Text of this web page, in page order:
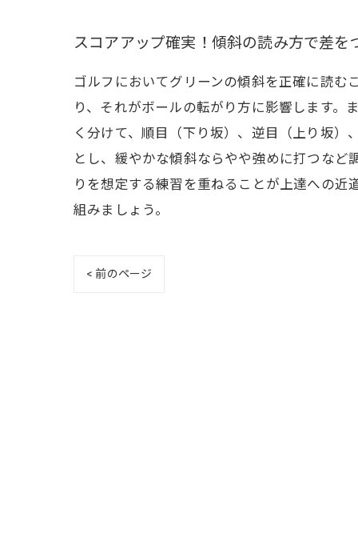
スコアアップ確実！傾斜の読み方で差を
ゴルフにおいてグリーンの傾斜を正確に読む
り、それがボールの転がり方に影響します。
く分けて、順目（下り坂）、逆目（上り坂）
とし、緩やかな傾斜ならやや強めに打つな
りを想定する練習を重ねることが上達への近
組みましょう。
< 前のページ